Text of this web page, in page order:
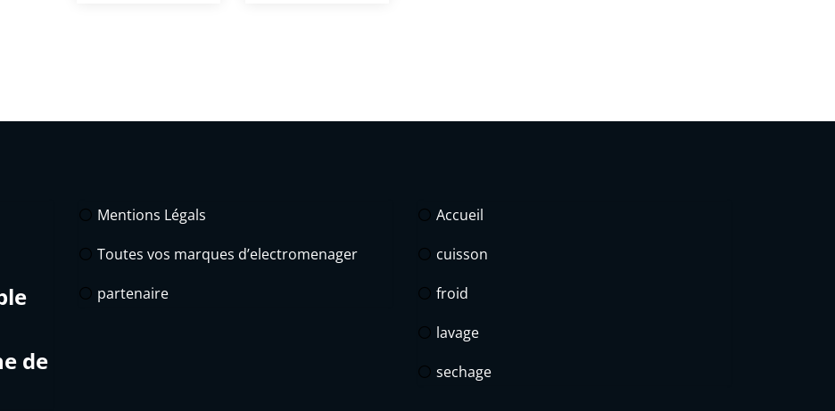
de
Mentions Légals
Toutes vos marques d’electromenager
partenaire
Accueil
cuisson
froid
lavage
sechage